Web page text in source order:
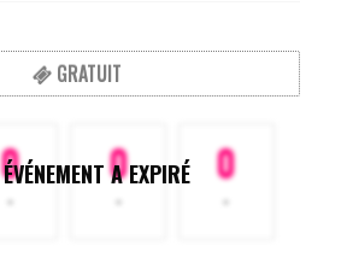
GRATUIT
0
-
0
-
0
-
A EXPIRÉ